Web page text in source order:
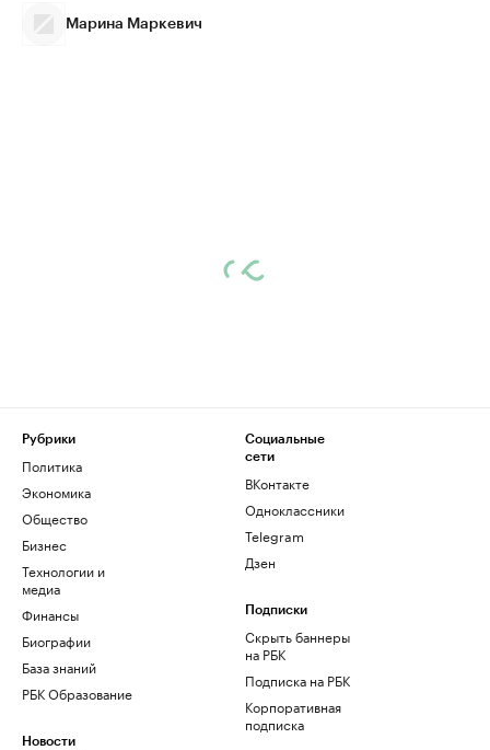
Марина Маркевич
Рубрики
Политика
Экономика
Общество
Бизнес
Технологии и
медиа
Финансы
Биографии
База знаний
РБК Образование
Новости
Социальные
сети
ВКонтакте
Одноклассники
Telegram
Дзен
Подписки
Скрыть баннеры
на РБК
Подписка на РБК
Корпоративная
подписка